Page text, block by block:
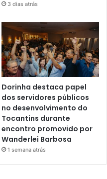
3 dias atrás
Dorinha destaca papel
dos servidores públicos
no desenvolvimento do
Tocantins durante
encontro promovido por
Wanderlei Barbosa
1 semana atrás